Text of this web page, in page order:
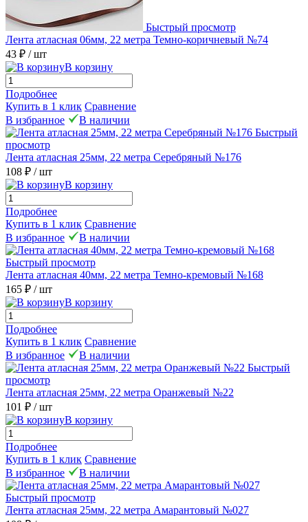
Быстрый просмотр
Лента атласная 06мм, 22 метра Темно-коричневый №74
43 ₽ / шт
В корзину
Подробнее
Купить в 1 клик Сравнение
В избранное
В наличии
Быстрый
просмотр
Лента атласная 25мм, 22 метра Серебряный №176
108 ₽ / шт
В корзину
Подробнее
Купить в 1 клик Сравнение
В избранное
В наличии
Быстрый просмотр
Лента атласная 40мм, 22 метра Темно-кремовый №168
165 ₽ / шт
В корзину
Подробнее
Купить в 1 клик Сравнение
В избранное
В наличии
Быстрый
просмотр
Лента атласная 25мм, 22 метра Оранжевый №22
101 ₽ / шт
В корзину
Подробнее
Купить в 1 клик Сравнение
В избранное
В наличии
Быстрый просмотр
Лента атласная 25мм, 22 метра Амарантовый №027